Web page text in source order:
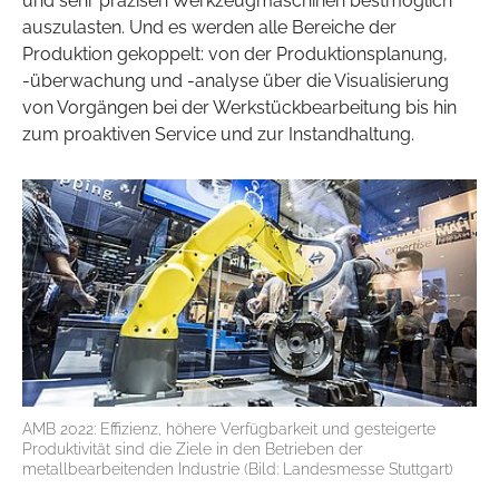
auszulasten. Und es werden alle Bereiche der
Produktion gekoppelt: von der Produktionsplanung,
-überwachung und -analyse über die Visualisierung
von Vorgängen bei der Werkstückbearbeitung bis hin
zum proaktiven Service und zur Instandhaltung.
AMB 2022: Effizienz, höhere Verfügbarkeit und gesteigerte
Produktivität sind die Ziele in den Betrieben der
metallbearbeitenden Industrie (Bild: Landesmesse Stuttgart)